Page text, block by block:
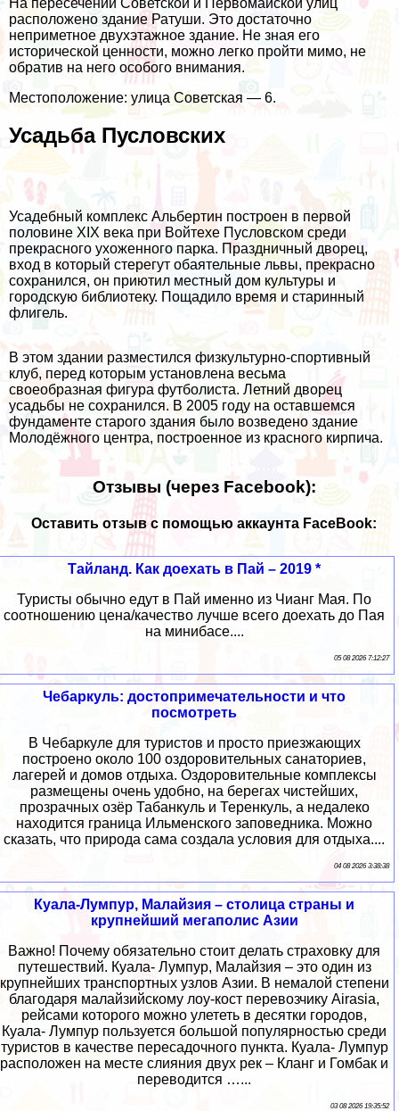
расположено здание Ратуши. Это достаточно
неприметное двухэтажное здание. Не зная его
исторической ценности, можно легко пройти мимо, не
обратив на него особого внимания.
Местоположение: улица Советская — 6.
Усадьба Пусловских
Усадебный комплекс Альбертин построен в первой
половине XIX века при Войтехе Пусловском среди
прекрасного ухоженного парка. Праздничный дворец,
вход в который стерегут обаятельные львы, прекрасно
сохранился, он приютил местный дом культуры и
городскую библиотеку. Пощадило время и старинный
флигель.
В этом здании разместился физкультурно-спортивный
клуб, перед которым установлена весьма
своеобразная фигура футболиста. Летний дворец
усадьбы не сохранился. В 2005 году на оставшемся
фундаменте старого здания было возведено здание
Молодёжного центра, построенное из красного кирпича.
Отзывы (через Facebook):
Оставить отзыв с помощью аккаунта FaceBook:
Тайланд. Как доехать в Пай – 2019 *
Туристы обычно едут в Пай именно из Чианг Мая. По
соотношению цена/качество лучше всего доехать до Пая
на минибасе....
05 08 2026 7:12:27
Чебаркуль: достопримечательности и что
посмотреть
В Чебаркуле для туристов и просто приезжающих
построено около 100 оздоровительных санаториев,
лагерей и домов отдыха. Оздоровительные комплексы
размещены очень удобно, на берегах чистейших,
прозрачных озёр Табанкуль и Теренкуль, а недалеко
находится граница Ильменского заповедника. Можно
сказать, что природа сама создала условия для отдыха....
04 08 2026 3:38:38
Куала-Лумпур, Малайзия – столица страны и
крупнейший мегаполис Азии
Важно! Почему обязательно стоит делать страховку для
путешествий. Куала- Лумпур, Малайзия – это один из
крупнейших транспортных узлов Азии. В немалой степени
благодаря малайзийскому лоу-кост перевозчику Airasia,
рейсами которого можно улететь в десятки городов,
Куала- Лумпур пользуется большой популярностью среди
туристов в качестве пересадочного пункта. Куала- Лумпур
расположен на месте слияния двух рек – Кланг и Гомбак и
переводится …...
03 08 2026 19:35:52